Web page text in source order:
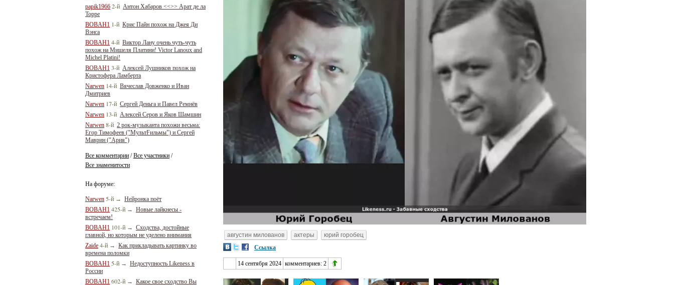
papik1966 2-й Антон Хабаров <<>> Арат де ла
Торре
BOBAH1 1-й Крис Пайн похож на Джея Ди
Вэнса
BOBAH1 4-й Виктор Лану очень чуть-чуть
похож на Мишеля Платини! Victor Lanoux and
Michel Platini!
BOBAH1 3-й Алексей Лушников похож на
Кристофера Ламберта
Narwen 14-й Вячеслав Довженко и Иван
Дмитриев
Narwen 17-й Сергей Деньга и Павел Ремнёв
Narwen 13-й Алексей Серов и Яков Шамшин
Narwen 8-й 2 рок-музыканта похожи весьма:
Егор Тимофеев ("МультFильмы") и Сергей
Маврин ("Ария")
Все комментарии /Все участники /
Все знаменитости
На форуме:
Narwen 5-й → Нейронка поёт
BOBAH1 425-й → Новые лайкнесы -
встречаем!
BOBAH1 101-й → Сходства, достойные
главной, но которым не уделено внимания
Zaide 4-й → Как прикладывать картинку во
времена поломки
BOBAH1 5-й → Недоступность Likeness в
России
BOBAH1 602-й → Какое свое сходство Вы
августин милованов актеры
юрий горобец
Ссылка
14 сентября 2024 комментариев: 2